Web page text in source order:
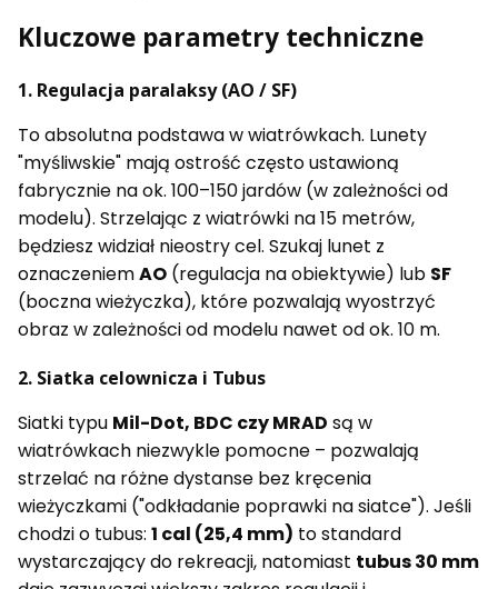
Kluczowe parametry techniczne
1. Regulacja paralaksy (AO / SF)
To absolutna podstawa w wiatrówkach. Lunety
"myśliwskie" mają ostrość często ustawioną
fabrycznie na ok. 100–150 jardów (w zależności od
modelu). Strzelając z wiatrówki na 15 metrów,
będziesz widział nieostry cel. Szukaj lunet z
oznaczeniemAO (regulacja na obiektywie) lub SF
(boczna wieżyczka), które pozwalają wyostrzyć
obraz w zależności od modelu nawet od ok. 10 m.
2. Siatka celownicza i Tubus
Siatki typu Mil-Dot, BDC czy MRAD są w
wiatrówkach niezwykle pomocne – pozwalają
strzelać na różne dystanse bez kręcenia
wieżyczkami ("odkładanie poprawki na siatce"). Jeśli
chodzi o tubus: 1 cal (25,4 mm) to standard
wystarczający do rekreacji, natomiast tubus 30 mm